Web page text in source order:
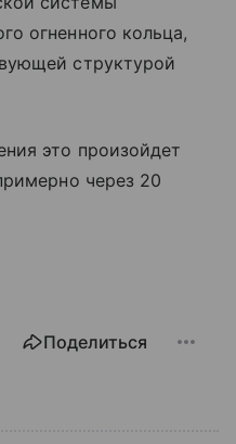
огненного кольца,
структурой
это произойдет
через 20
Поделиться